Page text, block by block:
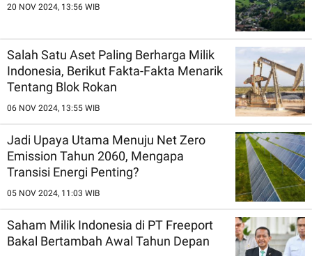
20 NOV 2024, 13:56 WIB
Salah Satu Aset Paling Berharga Milik
Indonesia, Berikut Fakta-Fakta Menarik
Tentang Blok Rokan
06 NOV 2024, 13:55 WIB
Jadi Upaya Utama Menuju Net Zero
Emission Tahun 2060, Mengapa
Transisi Energi Penting?
05 NOV 2024, 11:03 WIB
Saham Milik Indonesia di PT Freeport
Bakal Bertambah Awal Tahun Depan